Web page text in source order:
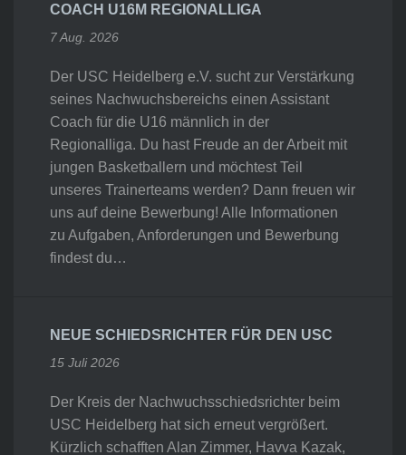
COACH U16M REGIONALLIGA
7 Aug. 2026
Der USC Heidelberg e.V. sucht zur Verstärkung
seines Nachwuchsbereichs einen Assistant
Coach für die U16 männlich in der
Regionalliga. Du hast Freude an der Arbeit mit
jungen Basketballern und möchtest Teil
unseres Trainerteams werden? Dann freuen wir
uns auf deine Bewerbung! Alle Informationen
zu Aufgaben, Anforderungen und Bewerbung
findest du…
NEUE SCHIEDSRICHTER FÜR DEN USC
15 Juli 2026
Der Kreis der Nachwuchsschiedsrichter beim
USC Heidelberg hat sich erneut vergrößert.
Kürzlich schafften Alan Zimmer, Havva Kazak,